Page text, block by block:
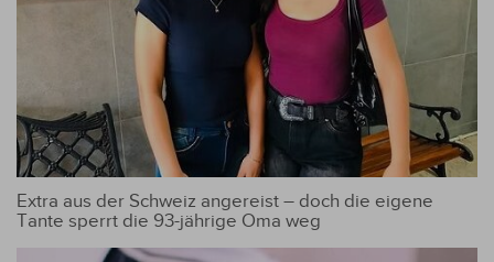
Extra aus der Schweiz angereist – doch die eigene
Tante sperrt die 93-jährige Oma weg